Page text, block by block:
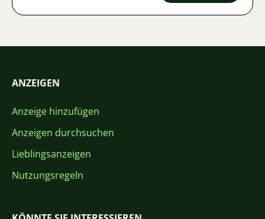
ANZEIGEN
Anzeige hinzufügen
Anzeigen durchsuchen
Lieblingsanzeigen
Nutzungsregeln